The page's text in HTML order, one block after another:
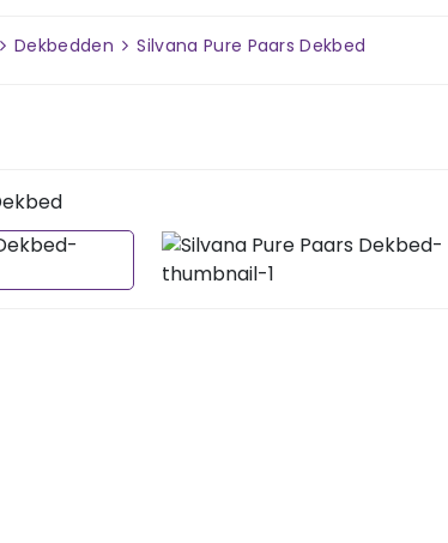
Dekbedden Silvana Pure Paars Dekbed